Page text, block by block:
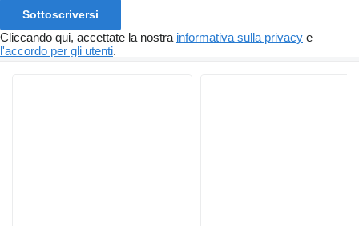
Sottoscriversi
Cliccando qui, accettate la nostra informativa sulla privacy e
l'accordo per gli utenti.